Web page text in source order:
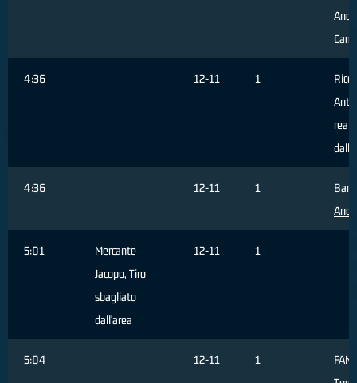
4:36 12-11 1
Ricci
4:36 12-11 1
5:01
Mercante
Jacopo, Tiro
sbagliato
dall'area
12-11 1
5:04 12-11 1